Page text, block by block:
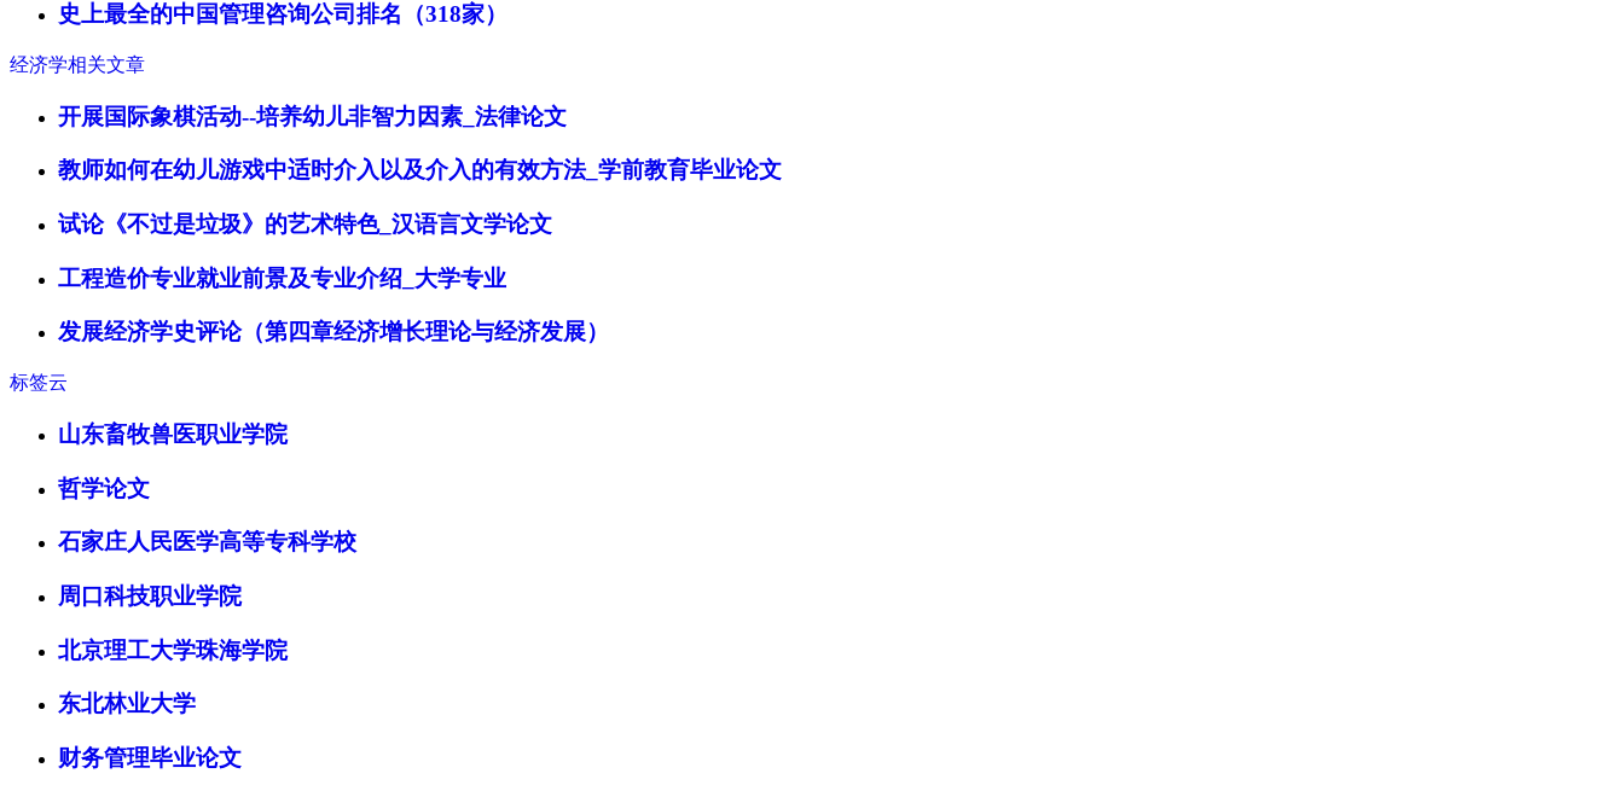
史上最全的中国管理咨询公司排名（318家）
经济学相关文章
开展国际象棋活动--培养幼儿非智力因素_法律论文
教师如何在幼儿游戏中适时介入以及介入的有效方法_学前教育毕业论文
试论《不过是垃圾》的艺术特色_汉语言文学论文
工程造价专业就业前景及专业介绍_大学专业
发展经济学史评论（第四章经济增长理论与经济发展）
标签云
山东畜牧兽医职业学院
哲学论文
石家庄人民医学高等专科学校
周口科技职业学院
北京理工大学珠海学院
东北林业大学
财务管理毕业论文